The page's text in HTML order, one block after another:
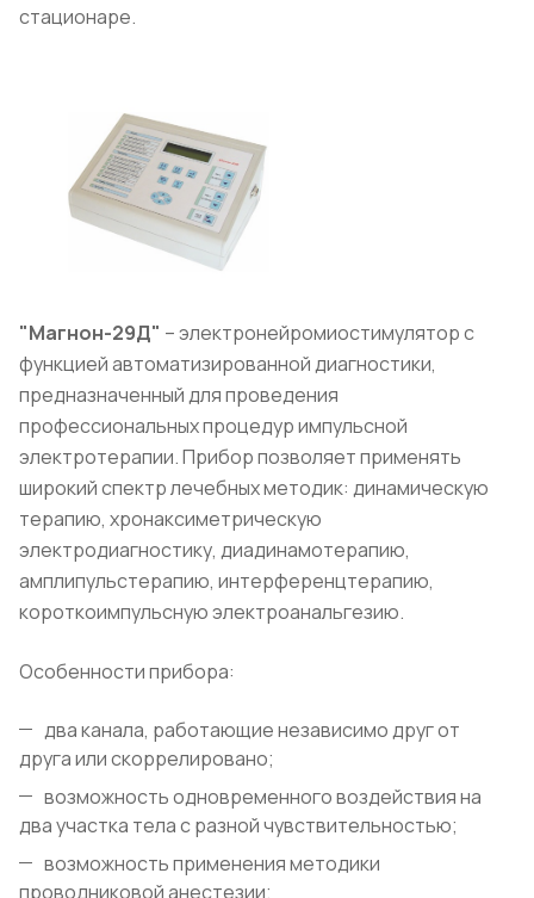
стационаре.
"Магнон-29Д" – электронейромиостимулятор с
функцией автоматизированной диагностики,
предназначенный для проведения
профессиональных процедур импульсной
электротерапии. Прибор позволяет применять
широкий спектр лечебных методик: динамическую
терапию, хронаксиметрическую
электродиагностику, диадинамотерапию,
амплипульстерапию, интерференцтерапию,
короткоимпульсную электроанальгезию.
Особенности прибора:
два канала, работающие независимо друг от
друга или скоррелировано;
возможность одновременного воздействия на
два участка тела с разной чувствительностью;
возможность применения методики
проводниковой анестезии;